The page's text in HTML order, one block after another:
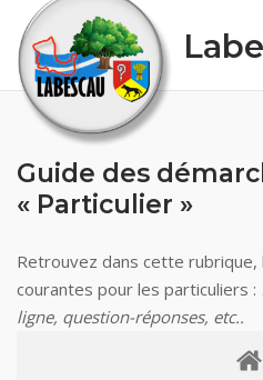
content
Guide des
« Particulier »
Retrouvez dans cette rubrique,
courantes pour les particuliers :
ligne, question-réponses, etc..